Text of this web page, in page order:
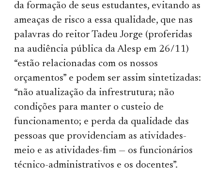
da formação de seus estudantes, evitan­do as
ameaças de risco a essa quali­dade, que nas
palavras do reitor Tadeu Jorge (proferidas
na audiência pública da Alesp em 26/11)
“estão relacionadas com os nossos
orçamentos” e podem ser assim sintetizadas:
“não atualização da infrestrutura; não
condições para manter o custeio de
funcionamento; e perda da qualidade das
pessoas que providenciam as ativi­da­des-
meio e as atividades-fim — os funcionários
técnico-administrativos e os docentes”.